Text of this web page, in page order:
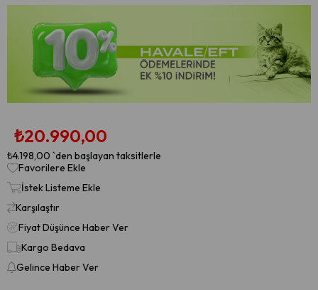
₺20.990,00
₺4.198,00 `den başlayan taksitlerle
Favorilere Ekle
İstek Listeme Ekle
Karşılaştır
Fiyat Düşünce Haber Ver
Kargo Bedava
Gelince Haber Ver